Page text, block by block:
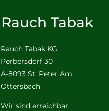
Rauch Tabak
Rauch Tabak KG
Perbersdorf 30
A-8093 St. Peter Am
Ottersbach
Wir sind erreichbar